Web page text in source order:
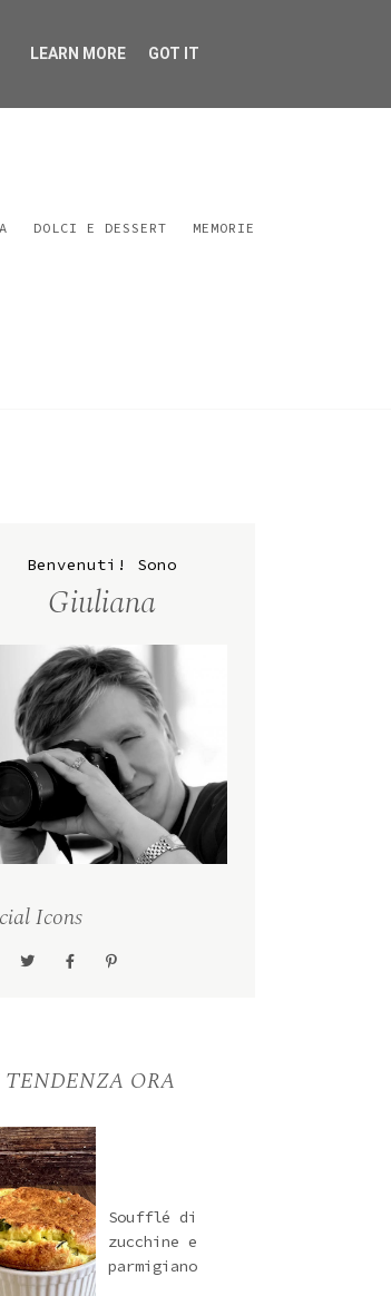
DOLCI E DESSERT MEMORIE
Benvenuti! Sono
Giuliana
Icons
ORA
Soufflé di
zucchine e
parmigiano
LEARN MORE GOT IT